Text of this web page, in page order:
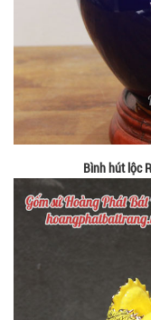
Bình hút lộc